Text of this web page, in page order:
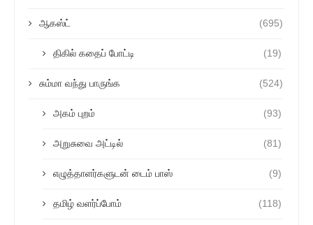
ஆகஸ்ட் (695)
திகில் கதைப் போட்டி (19)
சும்மா வந்து பாருங்க (524)
அகம் புறம் (93)
அறுசுவை அட்டில் (81)
எழுத்தாளர்களுடன் டைம் பாஸ் (9)
தமிழ் வளர்ப்போம் (118)